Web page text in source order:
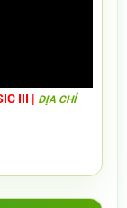
III​ | ĐỊA CHỈ